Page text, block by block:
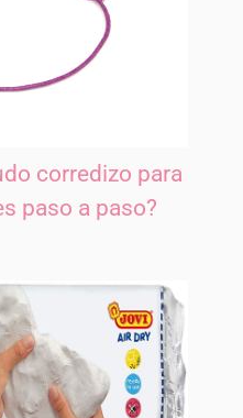
corredizo para
paso a paso?